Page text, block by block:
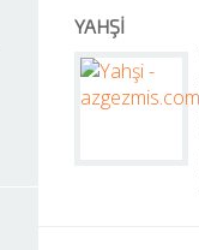
YAHŞI